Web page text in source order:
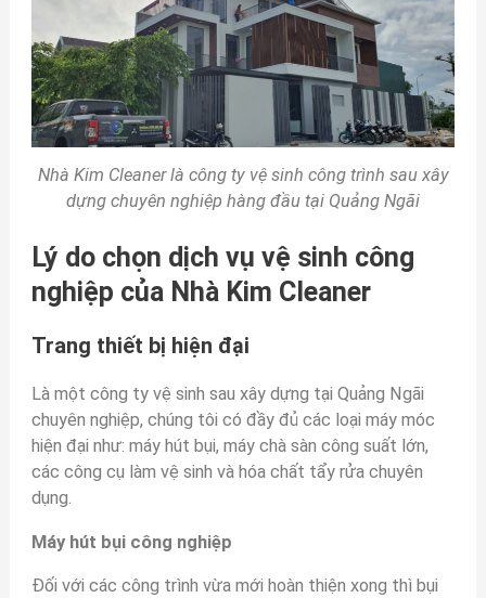
Nhà Kim Cleaner là công ty vệ sinh công trình sau xây
dựng chuyên nghiệp hàng đầu tại Quảng Ngãi
Lý do chọn dịch vụ vệ sinh công
nghiệp của Nhà Kim Cleaner
Trang thiết bị hiện đại
Là một công ty vệ sinh sau xây dựng tại Quảng Ngãi
chuyên nghiệp, chúng tôi có đầy đủ các loại máy móc
hiện đại như: máy hút bụi, máy chà sàn công suất lớn,
các công cụ làm vệ sinh và hóa chất tẩy rửa chuyên
dụng.
Máy hút bụi công nghiệp
Đối với các công trình vừa mới hoàn thiện xong thì bụi